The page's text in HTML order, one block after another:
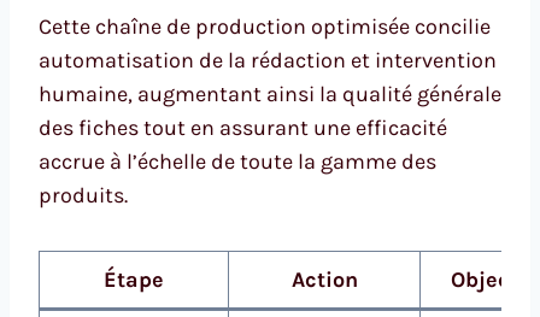
Cette chaîne de production optimisée concilie
automatisation de la rédaction et intervention
humaine, augmentant ainsi la qualité générale
des fiches tout en assurant une efficacité
accrue à l’échelle de toute la gamme des
produits.
Étape Action Objectif